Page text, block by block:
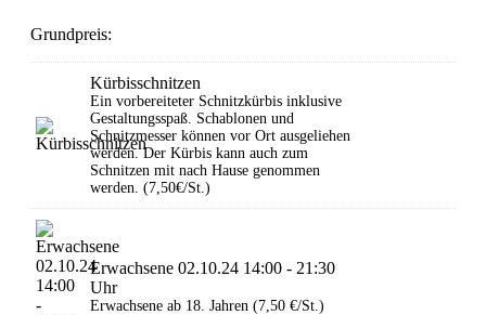
Grundpreis:
Kürbisschnitzen
Ein vorbereiteter Schnitzkürbis inklusive
Gestaltungsspaß. Schablonen und
Schnitzmesser können vor Ort ausgeliehen
werden. Der Kürbis kann auch zum
Schnitzen mit nach Hause genommen
werden. (7,50€/St.)
Erwachsene 02.10.24 14:00 - 21:30
Uhr
Erwachsene ab 18. Jahren (7,50 €/St.)